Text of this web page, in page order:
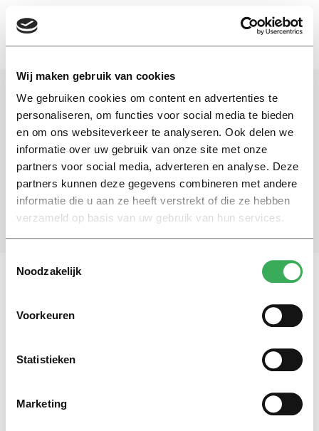
Wij maken gebruik van cookies
We gebruiken cookies om content en advertenties te
personaliseren, om functies voor social media te bieden
en om ons websiteverkeer te analyseren. Ook delen we
informatie over uw gebruik van onze site met onze
partners voor social media, adverteren en analyse. Deze
partners kunnen deze gegevens combineren met andere
informatie die u aan ze heeft verstrekt of die ze hebben
verzameld op basis van uw gebruik van hun services.
Noodzakelijk
Voorkeuren
Statistieken
Marketing
EN
Schrijf je in voor onze nieuwsbrief
Blijf op de hoogte. Meld je aan voor de nieuwsbrief van
Univers.
Aanmelden
Vragen, opmerkingen of tips?
Neem contact met